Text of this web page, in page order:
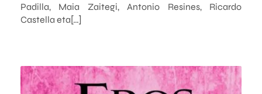
Padilla, Maia Zaitegi, Antonio Resines, Ricardo
Castella eta[…]